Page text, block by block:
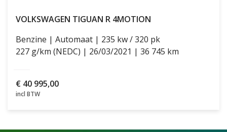
VOLKSWAGEN TIGUAN R 4MOTION
Benzine
Automaat
235 kw / 320 pk
227 g/km (NEDC)
26/03/2021 36 745 km
€ 40 995,00
incl BTW